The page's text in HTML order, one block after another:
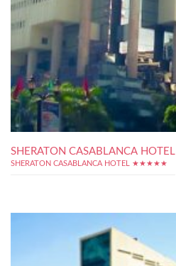
SHERATON CASABLANCA HOTEL
SHERATON CASABLANCA HOTEL ★★★★★